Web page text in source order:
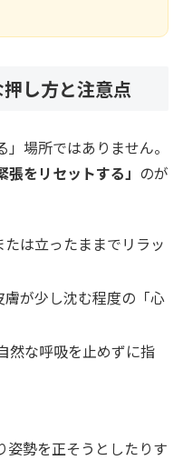
し方と注意点
場所ではありません。
張をリセットする」 のが
は立ったままでリラッ
が少し沈む程度の「心
然な呼吸を止めずに指
姿勢を正そうとしたりす